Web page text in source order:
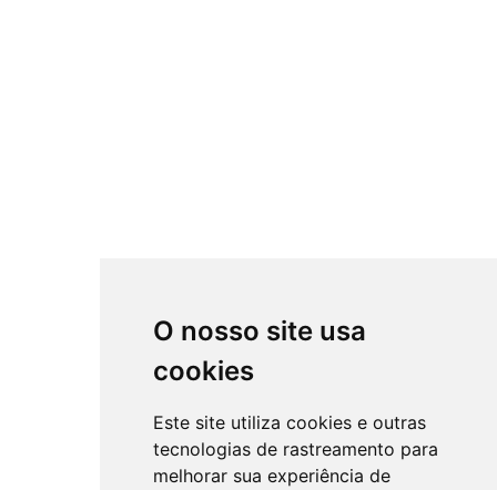
O nosso site usa
cookies
Este site utiliza cookies e outras
tecnologias de rastreamento para
melhorar sua experiência de